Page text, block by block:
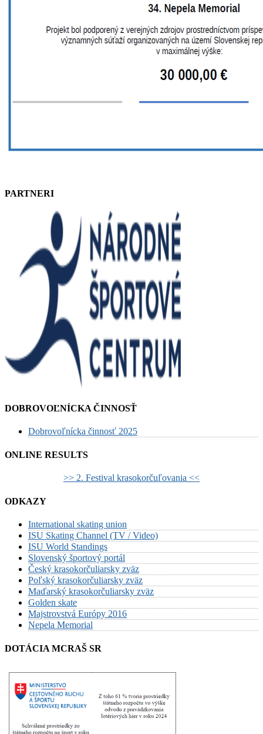
PARTNERI
DOBROVOĽNÍCKA ČINNOSŤ
Dobrovoľnícka činnosť 2025
ONLINE RESULTS
>> 2. Festival krasokorčuľovania <<
ODKAZY
International skating union
ISU Skating Channel (TV / Video)
ISU World Standings
Slovenský športový portál
Český krasokorčuliarsky zväz
Poľský krasokorčuliarsky zväz
Maďarský krasokorčuliarsky zväz
Golden skate
Majstrovstvá Európy 2016
Nepela Memorial
DOTÁCIA MCRAŠ SR